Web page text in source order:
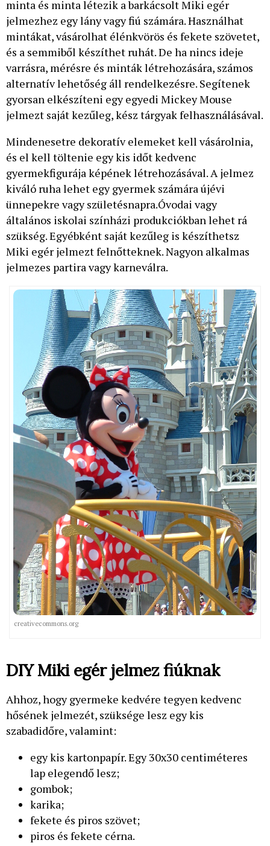
minta és minta létezik a barkácsolt Miki egér
jelmezhez egy lány vagy fiú számára. Használhat
mintákat, vásárolhat élénkvörös és fekete szövetet,
és a semmiből készíthet ruhát. De ha nincs ideje
varrásra, mérésre és minták létrehozására, számos
alternatív lehetőség áll rendelkezésre. Segítenek
gyorsan elkészíteni egy egyedi Mickey Mouse
jelmezt saját kezűleg, kész tárgyak felhasználásával.
Mindenesetre dekoratív elemeket kell vásárolnia,
és el kell töltenie egy kis időt kedvenc
gyermekfigurája képének létrehozásával. A jelmez
kiváló ruha lehet egy gyermek számára újévi
ünnepekre vagy születésnapra.Óvodai vagy
általános iskolai színházi produkciókban lehet rá
szükség. Egyébként saját kezűleg is készíthetsz
Miki egér jelmezt felnőtteknek. Nagyon alkalmas
jelmezes partira vagy karneválra.
creativecommons.org
DIY Miki egér jelmez fiúknak
Ahhoz, hogy gyermeke kedvére tegyen kedvenc
hősének jelmezét, szüksége lesz egy kis
szabadidőre, valamint:
egy kis kartonpapír. Egy 30x30 centiméteres
lap elegendő lesz;
gombok;
karika;
fekete és piros szövet;
piros és fekete cérna.